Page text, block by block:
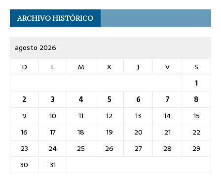
ARCHIVO HISTÓRICO
agosto 2026
D
L M X J V
S
1
2
3 4 5 6 7
8
9
10 11 12 13 14
15
16
17 18 19 20 21
22
23
24 25 26 27 28
29
30
31